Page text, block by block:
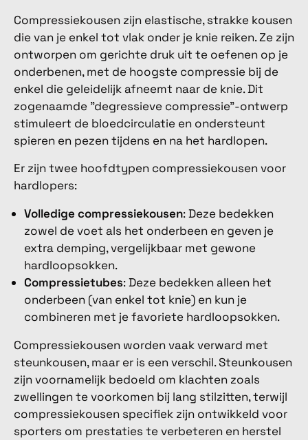
Compressiekousen zijn elastische, strakke kousen
die van je enkel tot vlak onder je knie reiken. Ze zijn
ontworpen om gerichte druk uit te oefenen op je
onderbenen, met de hoogste compressie bij de
enkel die geleidelijk afneemt naar de knie. Dit
zogenaamde "degressieve compressie"-ontwerp
stimuleert de bloedcirculatie en ondersteunt
spieren en pezen tijdens en na het hardlopen.
Er zijn twee hoofdtypen compressiekousen voor
hardlopers:
Volledige compressiekousen: Deze bedekken
zowel de voet als het onderbeen en geven je
extra demping, vergelijkbaar met gewone
hardloopsokken.
Compressietubes: Deze bedekken alleen het
onderbeen (van enkel tot knie) en kun je
combineren met je favoriete hardloopsokken.
Compressiekousen worden vaak verward met
steunkousen, maar er is een verschil. Steunkousen
zijn voornamelijk bedoeld om klachten zoals
zwellingen te voorkomen bij lang stilzitten, terwijl
compressiekousen specifiek zijn ontwikkeld voor
sporters om prestaties te verbeteren en herstel